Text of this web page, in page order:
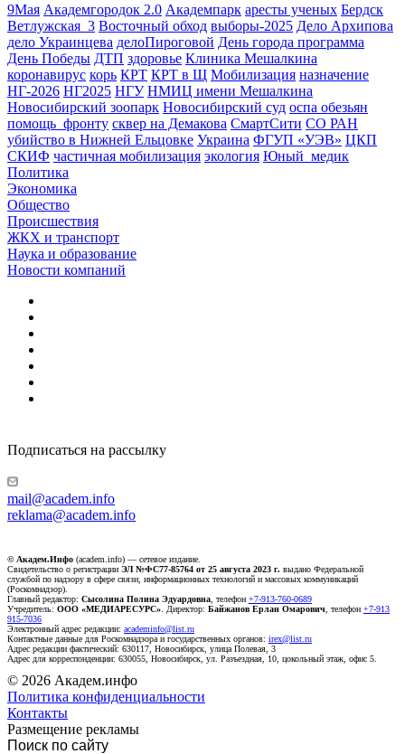
9Мая Академгородок 2.0 Академпарк аресты ученых Бердск
Ветлужская_3 Восточный обход выборы-2025 Дело Архипова
дело Украинцева делоПироговой День города программа
День Победы ДТП здоровье Клиника Мешалкина
коронавирус корь КРТ КРТ в Щ Мобилизация назначение
НГ-2026 НГ2025 НГУ НМИЦ имени Мешалкина
Новосибирский зоопарк Новосибирский суд оспа обезьян
помощь_фронту сквер на Демакова СмартСити СО РАН
убийство в Нижней Ельцовке Украина ФГУП «УЭВ» ЦКП
СКИФ частичная мобилизация экология Юный_медик
Политика
Экономика
Общество
Происшествия
ЖКХ и транспорт
Наука и образование
Новости компаний
Подписаться на рассылку
mail@academ.info
reklama@academ.info
© Академ.Инфо (academ.info) — сетевое издание.
Свидетельство о регистрации ЭЛ №ФС77-85764 от 25 августа 2023 г. выдано Федеральной
службой по надзору в сфере связи, информационных технологий и массовых коммуникаций
(Роскомнадзор).
Главный редактор: Сысолина Полина Эдуардовна , телефон +7-913-760-0689
Учредитель: ООО «МЕДИАРЕСУРС» . Директор: Байжанов Ерлан Омарович , телефон +7-913
915-7036
Электронный адрес редакции: academinfo@list.ru
Контактные данные для Роскомнадзора и государственных органов: irex@list.ru
Адрес редакции фактический: 630117, Новосибирск, улица Полевая, 3
Адрес для корреспонденции: 630055, Новосибирск, ул. Разъездная, 10, цокольный этаж, офис 5.
© 2026 Академ.инфо
Политика конфиденциальности
Контакты
Размещение рекламы
Поиск по сайту